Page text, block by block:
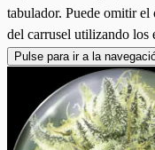
tabulador. Puede omitir el
del carrusel utilizando los
Pulse para ir a la